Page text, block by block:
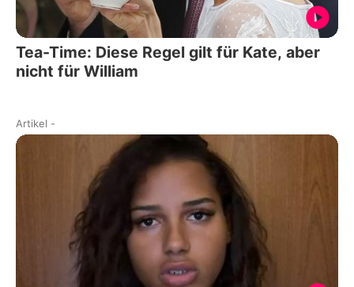
Tea-Time: Diese Regel gilt für Kate, aber
nicht für William
Artikel -